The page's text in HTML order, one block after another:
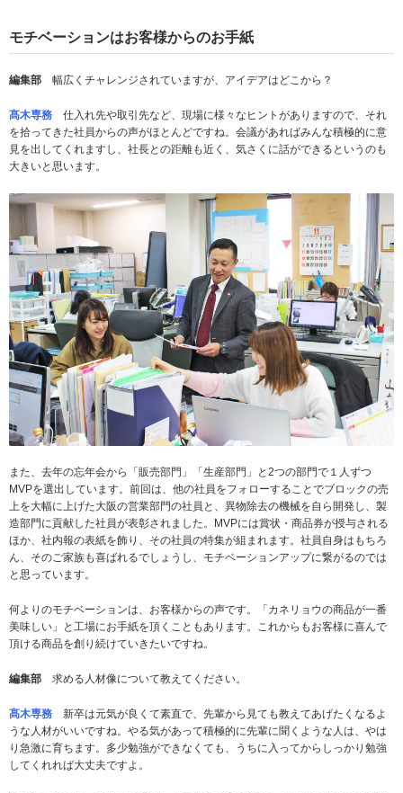
モチベーションはお客様からのお手紙
編集部 幅広くチャレンジされていますが、アイデアはどこから？
髙木専務 仕入れ先や取引先など、現場に様々なヒントがありますので、それ
を拾ってきた社員からの声がほとんどですね。会議があればみんな積極的に意
見を出してくれますし、社長との距離も近く、気さくに話ができるというのも
大きいと思います。
また、去年の忘年会から「販売部門」「生産部門」と2つの部門で１人ずつ
MVPを選出しています。前回は、他の社員をフォローすることでブロックの売
上を大幅に上げた大阪の営業部門の社員と、異物除去の機械を自ら開発し、製
造部門に貢献した社員が表彰されました。MVPには賞状・商品券が授与される
ほか、社内報の表紙を飾り、その社員の特集が組まれます。社員自身はもちろ
ん、そのご家族も喜ばれるでしょうし、モチベーションアップに繋がるのでは
と思っています。
何よりのモチベーションは、お客様からの声です。「カネリョウの商品が一番
美味しい」と工場にお手紙を頂くこともあります。これからもお客様に喜んで
頂ける商品を創り続けていきたいですね。
編集部 求める人材像について教えてください。
髙木専務 新卒は元気が良くて素直で、先輩から見ても教えてあげたくなるよ
うな人材がいいですね。やる気があって積極的に先輩に聞くような人は、やは
り急激に育ちます。多少勉強ができなくても、うちに入ってからしっかり勉強
してくれれば大丈夫ですよ。